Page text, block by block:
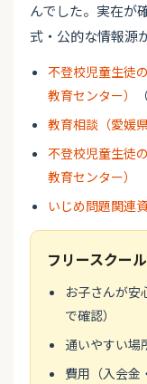
んでした。実在が
式・公的な情報源
不登校児童生徒
教育センター）
教育相談（愛媛
不登校児童生徒
教育センター）
いじめ問題関連
フリースクー
お子さんが安
で確認）
通いやすい場
費用（入会金